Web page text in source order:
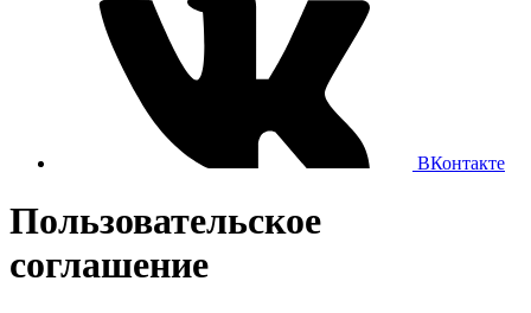
ВКонтакте
Пользовательское
соглашение